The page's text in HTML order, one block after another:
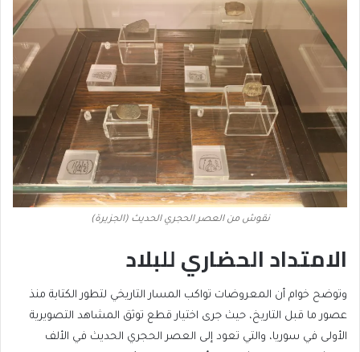
نقوش من العصر الحجري الحديث (الجزيرة)
الامتداد الحضاري للبلاد
وتوضح خوام أن المعروضات تواكب المسار التاريخي لتطور الكتابة منذ
عصور ما قبل التاريخ، حيث جرى اختيار قطع توثق المشاهد التصويرية
الأولى في سوريا، والتي تعود إلى العصر الحجري الحديث في الألف